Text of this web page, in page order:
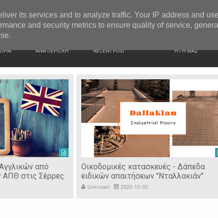
ΑΝΑ ΠΕΡΙΟΧΗ RECENT POST Η ΓΗ ΜΑΣ
από
ΑΠΘ στις Σέρρες
Οικοδομικές κατασκευές - Δάπεδα
ειδικών απαιτήσεων "Νταλλακιάν"
Unknown 2020-10-02
its services and to analyze traffic. Your IP address and
and security metrics to ensure quality of service,